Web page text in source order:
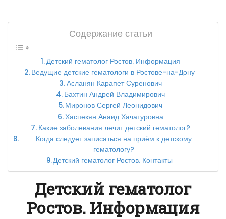
Содержание статьи
Детский гематолог Ростов. Информация
Ведущие детские гематологи в Ростове-на-Дону
Асланян Карапет Суренович
Бахтин Андрей Владимирович
Миронов Сергей Леонидович
Хаспекян Анаид Хачатуровна
Какие заболевания лечит детский гематолог?
Когда следует записаться на приём к детскому
гематологу?
Детский гематолог Ростов. Контакты
Детский гематолог
Ростов. Информация